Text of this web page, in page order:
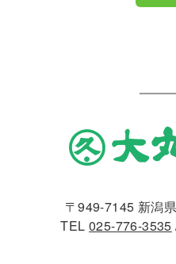
〒949-7145 新潟
TEL025-776-3535